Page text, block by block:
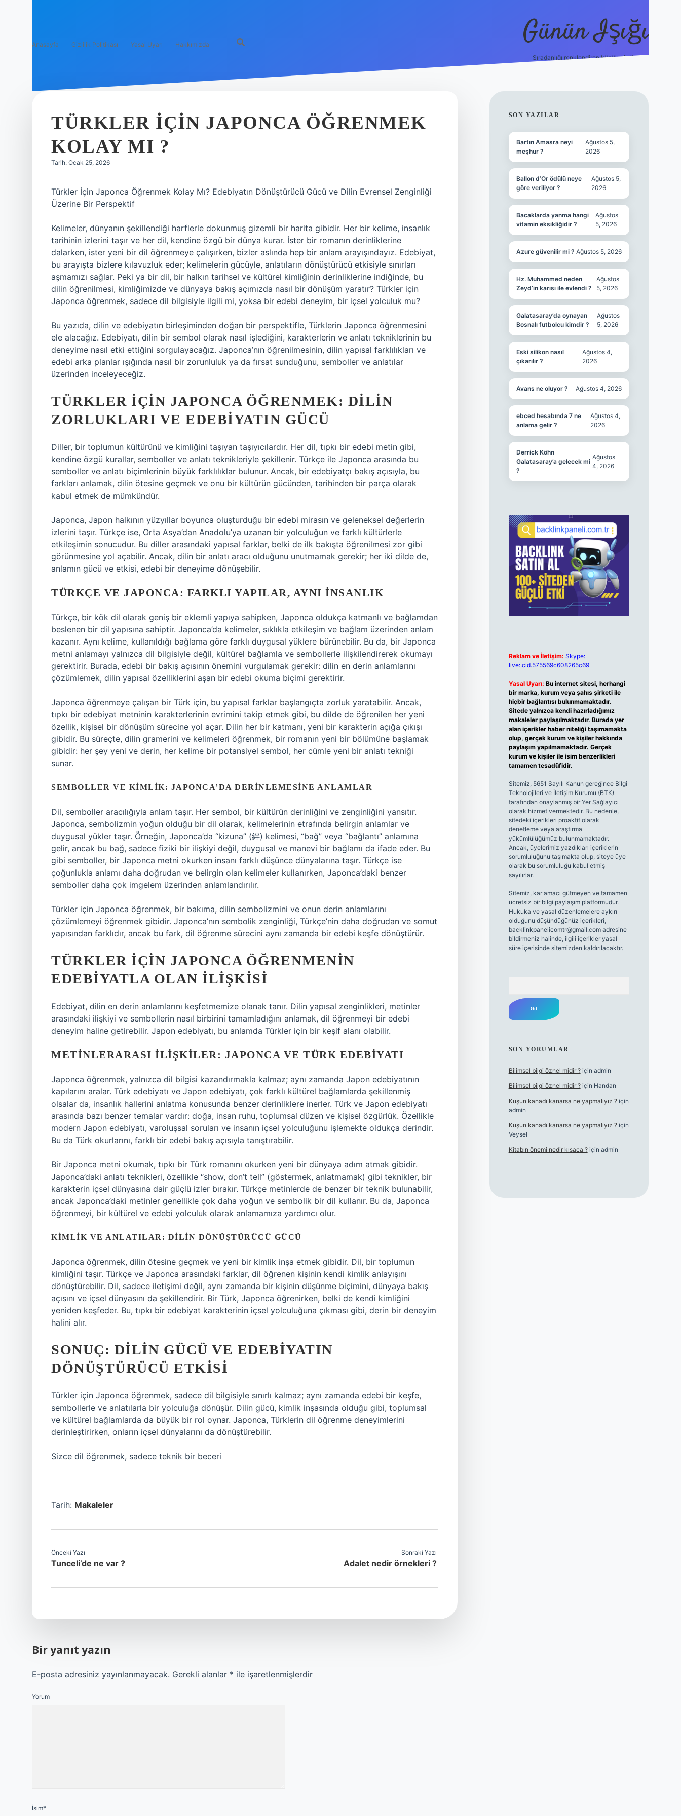
Anasayfa Gizlilik Politikası Yasal Uyarı Hakkımızda Günün Işığı
Sıradanlığı renklendiren küçük bilgiler.
TÜRKLER IÇIN JAPONCA ÖĞRENMEK
KOLAY MI ?
Tarih: Ocak 25, 2026
Türkler İçin Japonca Öğrenmek Kolay Mı? Edebiyatın Dönüştürücü Gücü ve Dilin Evrensel Zenginliği
Üzerine Bir Perspektif
Kelimeler, dünyanın şekillendiği harflerle dokunmuş gizemli bir harita gibidir. Her bir kelime, insanlık
tarihinin izlerini taşır ve her dil, kendine özgü bir dünya kurar. İster bir romanın derinliklerine
dalarken, ister yeni bir dil öğrenmeye çalışırken, bizler aslında hep bir anlam arayışındayız. Edebiyat,
bu arayışta bizlere kılavuzluk eder; kelimelerin gücüyle, anlatıların dönüştürücü etkisiyle sınırları
aşmamızı sağlar. Peki ya bir dil, bir halkın tarihsel ve kültürel kimliğinin derinliklerine indiğinde, bu
dilin öğrenilmesi, kimliğimizde ve dünyaya bakış açımızda nasıl bir dönüşüm yaratır? Türkler için
Japonca öğrenmek, sadece dil bilgisiyle ilgili mi, yoksa bir edebi deneyim, bir içsel yolculuk mu?
Bu yazıda, dilin ve edebiyatın birleşiminden doğan bir perspektifle, Türklerin Japonca öğrenmesini
ele alacağız. Edebiyatı, dilin bir sembol olarak nasıl işlediğini, karakterlerin ve anlatı tekniklerinin bu
deneyime nasıl etki ettiğini sorgulayacağız. Japonca’nın öğrenilmesinin, dilin yapısal farklılıkları ve
edebi arka planlar ışığında nasıl bir zorunluluk ya da fırsat sunduğunu, semboller ve anlatılar
üzerinden inceleyeceğiz.
TÜRKLER İÇIN JAPONCA ÖĞRENMEK: DILIN
ZORLUKLARI VE EDEBIYATIN GÜCÜ
Diller, bir toplumun kültürünü ve kimliğini taşıyan taşıyıcılardır. Her dil, tıpkı bir edebi metin gibi,
kendine özgü kurallar, semboller ve anlatı teknikleriyle şekillenir. Türkçe ile Japonca arasında bu
semboller ve anlatı biçimlerinin büyük farklılıklar bulunur. Ancak, bir edebiyatçı bakış açısıyla, bu
farkları anlamak, dilin ötesine geçmek ve onu bir kültürün gücünden, tarihinden bir parça olarak
kabul etmek de mümkündür.
Japonca, Japon halkının yüzyıllar boyunca oluşturduğu bir edebi mirasın ve geleneksel değerlerin
izlerini taşır. Türkçe ise, Orta Asya’dan Anadolu’ya uzanan bir yolculuğun ve farklı kültürlerle
etkileşimin sonucudur. Bu diller arasındaki yapısal farklar, belki de ilk bakışta öğrenilmesi zor gibi
görünmesine yol açabilir. Ancak, dilin bir anlatı aracı olduğunu unutmamak gerekir; her iki dilde de,
anlamın gücü ve etkisi, edebi bir deneyime dönüşebilir.
TÜRKÇE VE JAPONCA: FARKLI YAPILAR, AYNI İNSANLIK
Türkçe, bir kök dil olarak geniş bir eklemli yapıya sahipken, Japonca oldukça katmanlı ve bağlamdan
beslenen bir dil yapısına sahiptir. Japonca’da kelimeler, sıklıkla etkileşim ve bağlam üzerinden anlam
kazanır. Aynı kelime, kullanıldığı bağlama göre farklı duygusal yüklere bürünebilir. Bu da, bir Japonca
metni anlamayı yalnızca dil bilgisiyle değil, kültürel bağlamla ve sembollerle ilişkilendirerek okumayı
gerektirir. Burada, edebi bir bakış açısının önemini vurgulamak gerekir: dilin en derin anlamlarını
çözümlemek, dilin yapısal özelliklerini aşan bir edebi okuma biçimi gerektirir.
Japonca öğrenmeye çalışan bir Türk için, bu yapısal farklar başlangıçta zorluk yaratabilir. Ancak,
tıpkı bir edebiyat metninin karakterlerinin evrimini takip etmek gibi, bu dilde de öğrenilen her yeni
özellik, kişisel bir dönüşüm sürecine yol açar. Dilin her bir katmanı, yeni bir karakterin açığa çıkışı
gibidir. Bu süreçte, dilin gramerini ve kelimeleri öğrenmek, bir romanın yeni bir bölümüne başlamak
gibidir: her şey yeni ve derin, her kelime bir potansiyel sembol, her cümle yeni bir anlatı tekniği
sunar.
SEMBOLLER VE KIMLIK: JAPONCA’DA DERINLEMESINE ANLAMLAR
Dil, semboller aracılığıyla anlam taşır. Her sembol, bir kültürün derinliğini ve zenginliğini yansıtır.
Japonca, sembolizmin yoğun olduğu bir dil olarak, kelimelerinin etrafında belirgin anlamlar ve
duygusal yükler taşır. Örneğin, Japonca’da “kizuna” (絆) kelimesi, “bağ” veya “bağlantı” anlamına
gelir, ancak bu bağ, sadece fiziki bir ilişkiyi değil, duygusal ve manevi bir bağlamı da ifade eder. Bu
gibi semboller, bir Japonca metni okurken insanı farklı düşünce dünyalarına taşır. Türkçe ise
çoğunlukla anlamı daha doğrudan ve belirgin olan kelimeler kullanırken, Japonca’daki benzer
semboller daha çok imgelem üzerinden anlamlandırılır.
Türkler için Japonca öğrenmek, bir bakıma, dilin sembolizmini ve onun derin anlamlarını
çözümlemeyi öğrenmek gibidir. Japonca’nın sembolik zenginliği, Türkçe’nin daha doğrudan ve somut
yapısından farklıdır, ancak bu fark, dil öğrenme sürecini aynı zamanda bir edebi keşfe dönüştürür.
TÜRKLER İÇIN JAPONCA ÖĞRENMENIN
EDEBIYATLA OLAN İLIŞKISI
Edebiyat, dilin en derin anlamlarını keşfetmemize olanak tanır. Dilin yapısal zenginlikleri, metinler
arasındaki ilişkiyi ve sembollerin nasıl birbirini tamamladığını anlamak, dil öğrenmeyi bir edebi
deneyim haline getirebilir. Japon edebiyatı, bu anlamda Türkler için bir keşif alanı olabilir.
METINLERARASI İLIŞKILER: JAPONCA VE TÜRK EDEBIYATI
Japonca öğrenmek, yalnızca dil bilgisi kazandırmakla kalmaz; aynı zamanda Japon edebiyatının
kapılarını aralar. Türk edebiyatı ve Japon edebiyatı, çok farklı kültürel bağlamlarda şekillenmiş
olsalar da, insanlık hallerini anlatma konusunda benzer derinliklere inerler. Türk ve Japon edebiyatı
arasında bazı benzer temalar vardır: doğa, insan ruhu, toplumsal düzen ve kişisel özgürlük. Özellikle
modern Japon edebiyatı, varoluşsal soruları ve insanın içsel yolculuğunu işlemekte oldukça derindir.
Bu da Türk okurlarını, farklı bir edebi bakış açısıyla tanıştırabilir.
Bir Japonca metni okumak, tıpkı bir Türk romanını okurken yeni bir dünyaya adım atmak gibidir.
Japonca’daki anlatı teknikleri, özellikle “show, don’t tell” (göstermek, anlatmamak) gibi teknikler, bir
karakterin içsel dünyasına dair güçlü izler bırakır. Türkçe metinlerde de benzer bir teknik bulunabilir,
ancak Japonca’daki metinler genellikle çok daha yoğun ve sembolik bir dil kullanır. Bu da, Japonca
öğrenmeyi, bir kültürel ve edebi yolculuk olarak anlamamıza yardımcı olur.
KIMLIK VE ANLATILAR: DILIN DÖNÜŞTÜRÜCÜ GÜCÜ
Japonca öğrenmek, dilin ötesine geçmek ve yeni bir kimlik inşa etmek gibidir. Dil, bir toplumun
kimliğini taşır. Türkçe ve Japonca arasındaki farklar, dil öğrenen kişinin kendi kimlik anlayışını
dönüştürebilir. Dil, sadece iletişimi değil, aynı zamanda bir kişinin düşünme biçimini, dünyaya bakış
açısını ve içsel dünyasını da şekillendirir. Bir Türk, Japonca öğrenirken, belki de kendi kimliğini
yeniden keşfeder. Bu, tıpkı bir edebiyat karakterinin içsel yolculuğuna çıkması gibi, derin bir deneyim
halini alır.
SONUÇ: DILIN GÜCÜ VE EDEBIYATIN
DÖNÜŞTÜRÜCÜ ETKISI
Türkler için Japonca öğrenmek, sadece dil bilgisiyle sınırlı kalmaz; aynı zamanda edebi bir keşfe,
sembollerle ve anlatılarla bir yolculuğa dönüşür. Dilin gücü, kimlik inşasında olduğu gibi, toplumsal
ve kültürel bağlamlarda da büyük bir rol oynar. Japonca, Türklerin dil öğrenme deneyimlerini
derinleştirirken, onların içsel dünyalarını da dönüştürebilir.
Sizce dil öğrenmek, sadece teknik bir beceri
Tarih: Makaleler
Önceki Yazı
Tunceli’de ne var ?
Sonraki Yazı
Adalet nedir örnekleri ?
Bir yanıt yazın
E-posta adresiniz yayınlanmayacak. Gerekli alanlar * ile işaretlenmişlerdir
Yorum
İsim*
SIDEBAR
SON YAZILAR
Bartın Amasra neyi
meşhur ?
Ağustos 5,
2026
Ballon d’Or ödülü neye
göre veriliyor ?
Ağustos 5,
2026
Bacaklarda yanma hangi
vitamin eksikliğidir ?
Ağustos
5, 2026
Azure güvenilir mi ? Ağustos 5, 2026
Hz. Muhammed neden
Zeyd’in karısı ile evlendi ?
Ağustos
5, 2026
Galatasaray’da oynayan
Bosnalı futbolcu kimdir ?
Ağustos
5, 2026
Eski silikon nasıl
çıkarılır ?
Ağustos 4,
2026
Avans ne oluyor ? Ağustos 4, 2026
ebced hesabında 7 ne
anlama gelir ?
Ağustos 4,
2026
Derrick Köhn
Galatasaray’a gelecek mi
?
Ağustos
4, 2026
Reklam ve İletişim: Skype:
live:.cid.575569c608265c69
Yasal Uyarı: Bu internet sitesi, herhangi
bir marka, kurum veya şahıs şirketi ile
hiçbir bağlantısı bulunmamaktadır.
Sitede yalnızca kendi hazırladığımız
makaleler paylaşılmaktadır. Burada yer
alan içerikler haber niteliği taşımamakta
olup, gerçek kurum ve kişiler hakkında
paylaşım yapılmamaktadır. Gerçek
kurum ve kişiler ile isim benzerlikleri
tamamen tesadüfidir.
Sitemiz, 5651 Sayılı Kanun gereğince Bilgi
Teknolojileri ve İletişim Kurumu (BTK)
tarafından onaylanmış bir Yer Sağlayıcı
olarak hizmet vermektedir. Bu nedenle,
sitedeki içerikleri proaktif olarak
denetleme veya araştırma
yükümlülüğümüz bulunmamaktadır.
Ancak, üyelerimiz yazdıkları içeriklerin
sorumluluğunu taşımakta olup, siteye üye
olarak bu sorumluluğu kabul etmiş
sayılırlar.
Sitemiz, kar amacı gütmeyen ve tamamen
ücretsiz bir bilgi paylaşım platformudur.
Hukuka ve yasal düzenlemelere aykırı
olduğunu düşündüğünüz içerikleri,
backlinkpanelicomtr@gmail.comadresine
bildirmeniz halinde, ilgili içerikler yasal
süre içerisinde sitemizden kaldırılacaktır.
SON YORUMLAR
Bilimsel bilgi öznel midir ?için admin
Bilimsel bilgi öznel midir ?için Handan
Kuşun kanadı kanarsa ne yapmalıyız ?için
admin
Kuşun kanadı kanarsa ne yapmalıyız ?için
Veysel
Kitabın önemi nedir kısaca ?için admin
grand opera bet